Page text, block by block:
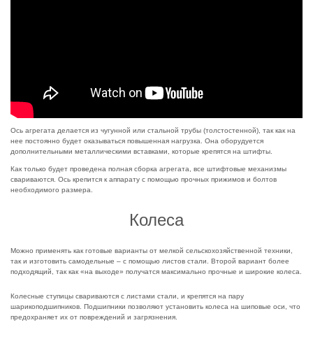
Ось агрегата делается из чугунной или стальной трубы (толстостенной), так как на
нее постоянно будет оказываться повышенная нагрузка. Она оборудуется
дополнительными металлическими вставками, которые крепятся на штифты.
Как только будет проведена полная сборка агрегата, все штифтовые механизмы
свариваются. Ось крепится к аппарату с помощью прочных прижимов и болтов
необходимого размера.
Колеса
Можно применять как готовые варианты от мелкой сельскохозяйственной техники,
так и изготовить самодельные – с помощью листов стали. Второй вариант более
подходящий, так как «на выходе» получатся максимально прочные и широкие колеса.
Колесные ступицы свариваются с листами стали, и крепятся на пару
шарикоподшипников. Подшипники позволяют установить колеса на шиповые оси, что
предохраняет их от повреждений и загрязнения.